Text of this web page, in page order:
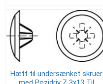
Hætt til undersænket skruer